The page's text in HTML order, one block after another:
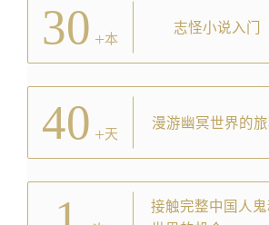
30 +本
志怪小说入门
40 +天
漫游幽冥世界的
接触完整中国人鬼